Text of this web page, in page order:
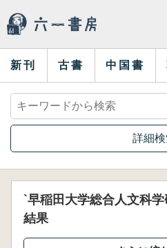
新刊 古書 中国書
詳細
`早稲田大学総合人文科
結果